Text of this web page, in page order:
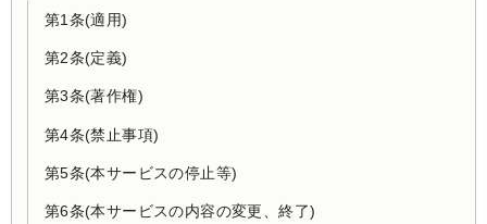
第1条(適用)
第2条(定義)
第3条(著作権)
第4条(禁止事項)
第5条(本サービスの停止等)
第6条(本サービスの内容の変更、終了)